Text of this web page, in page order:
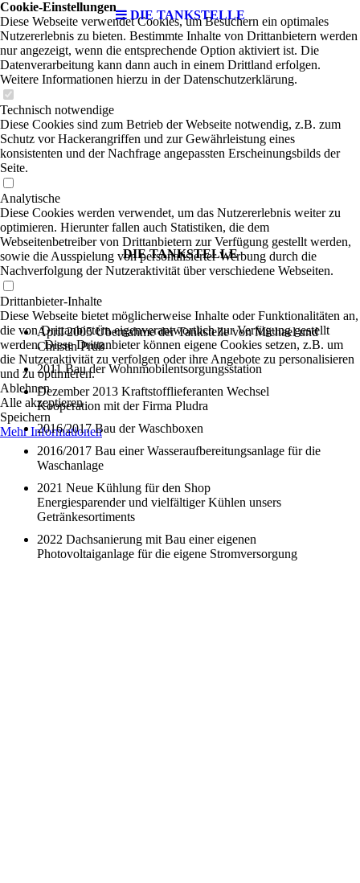
DIE TANKSTELLE
DIE TANKSTELLE
April 2005 Übernahme der Tankstelle von Michael und
Christin Pruß
2011 Bau der Wohnmobilentsorgungsstation
Dezember 2013 Kraftstofflieferanten Wechsel
Kooperation mit der Firma Pludra
2016/2017 Bau der Waschboxen
2016/2017 Bau einer Wasseraufbereitungsanlage für die
Waschanlage
2021 Neue Kühlung für den Shop
Energiesparender und vielfältiger Kühlen unsers
Getränkesortiments
2022 Dachsanierung mit Bau einer eigenen
Photovoltaiganlage für die eigene Stromversorgung
Cookie-Einstellungen
Diese Webseite verwendet Cookies, um Besuchern ein optimales
Nutzererlebnis zu bieten. Bestimmte Inhalte von Drittanbietern werden
nur angezeigt, wenn die entsprechende Option aktiviert ist. Die
Datenverarbeitung kann dann auch in einem Drittland erfolgen.
Weitere Informationen hierzu in der Datenschutzerklärung.
Technisch notwendige
Diese Cookies sind zum Betrieb der Webseite notwendig, z.B. zum
Schutz vor Hackerangriffen und zur Gewährleistung eines
konsistenten und der Nachfrage angepassten Erscheinungsbilds der
Seite.
Analytische
Diese Cookies werden verwendet, um das Nutzererlebnis weiter zu
optimieren. Hierunter fallen auch Statistiken, die dem
Webseitenbetreiber von Drittanbietern zur Verfügung gestellt werden,
sowie die Ausspielung von personalisierter Werbung durch die
Nachverfolgung der Nutzeraktivität über verschiedene Webseiten.
Drittanbieter-Inhalte
Diese Webseite bietet möglicherweise Inhalte oder Funktionalitäten an,
die von Drittanbietern eigenverantwortlich zur Verfügung gestellt
werden. Diese Drittanbieter können eigene Cookies setzen, z.B. um
die Nutzeraktivität zu verfolgen oder ihre Angebote zu personalisieren
und zu optimieren.
Ablehnen
Alle akzeptieren
Speichern
Mehr Informationen